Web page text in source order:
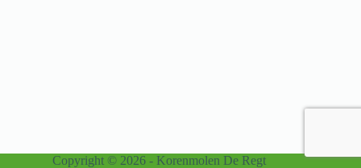
Copyright © 2026 - Korenmolen De Regt